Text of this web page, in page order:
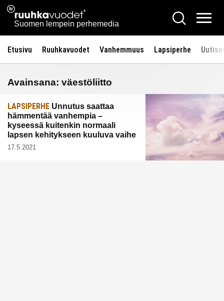
Siirry
sisältöön
Ruuhkavuodet.fi
Suomen lempein perhemedia
Hae
Etusivu Ruuhkavuodet Vanhemmuus Lapsiperhe
Avainsana: väestöliitto
LAPSIPERHE Unnutus saattaa
hämmentää vanhempia –
kyseessä kuitenkin normaali
lapsen kehitykseen kuuluva vaihe
17.5.2021